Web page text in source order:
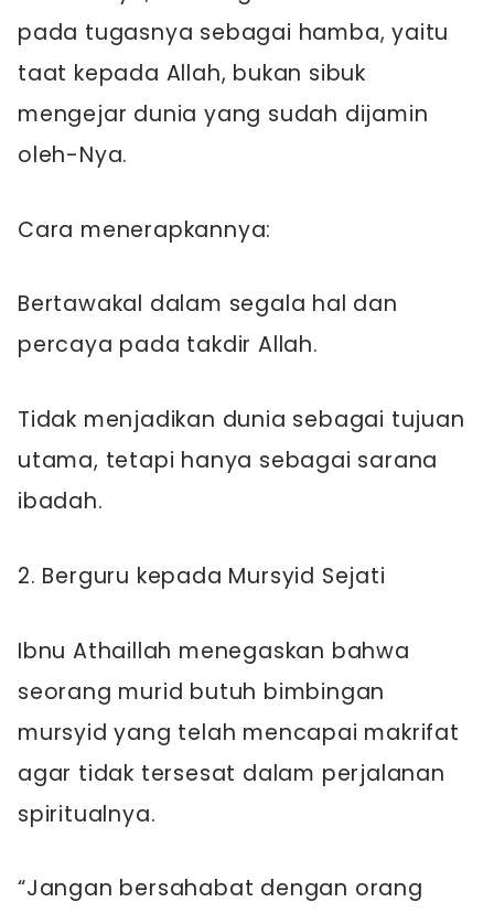
pada tugasnya sebagai hamba, yaitu
taat kepada Allah, bukan sibuk
mengejar dunia yang sudah dijamin
oleh-Nya.
Cara menerapkannya:
Bertawakal dalam segala hal dan
percaya pada takdir Allah.
Tidak menjadikan dunia sebagai tujuan
utama, tetapi hanya sebagai sarana
ibadah.
2. Berguru kepada Mursyid Sejati
Ibnu Athaillah menegaskan bahwa
seorang murid butuh bimbingan
mursyid yang telah mencapai makrifat
agar tidak tersesat dalam perjalanan
spiritualnya.
“Jangan bersahabat dengan orang